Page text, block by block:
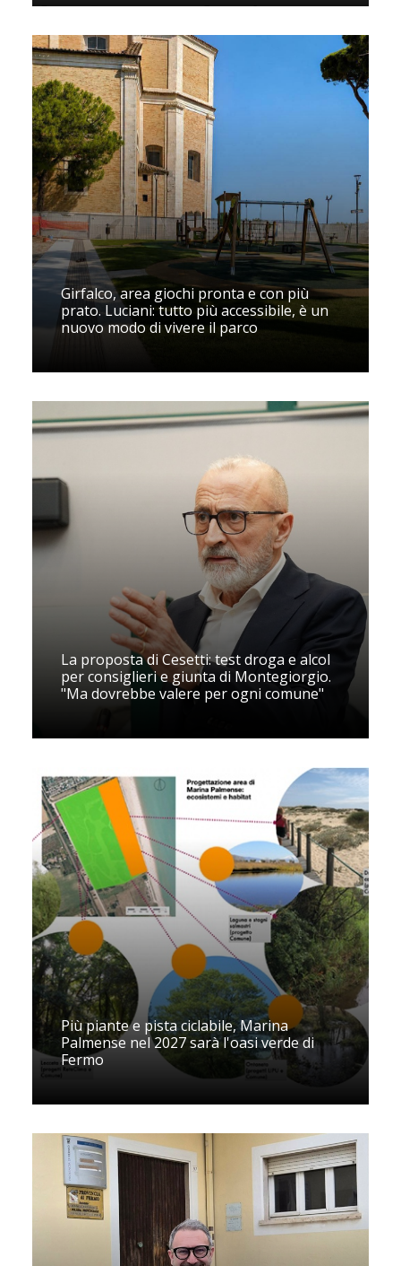
Girfalco, area giochi pronta e con più
prato. Luciani: tutto più accessibile, è un
nuovo modo di vivere il parco
La proposta di Cesetti: test droga e alcol
per consiglieri e giunta di Montegiorgio.
"Ma dovrebbe valere per ogni comune"
Più piante e pista ciclabile, Marina
Palmense nel 2027 sarà l'oasi verde di
Fermo